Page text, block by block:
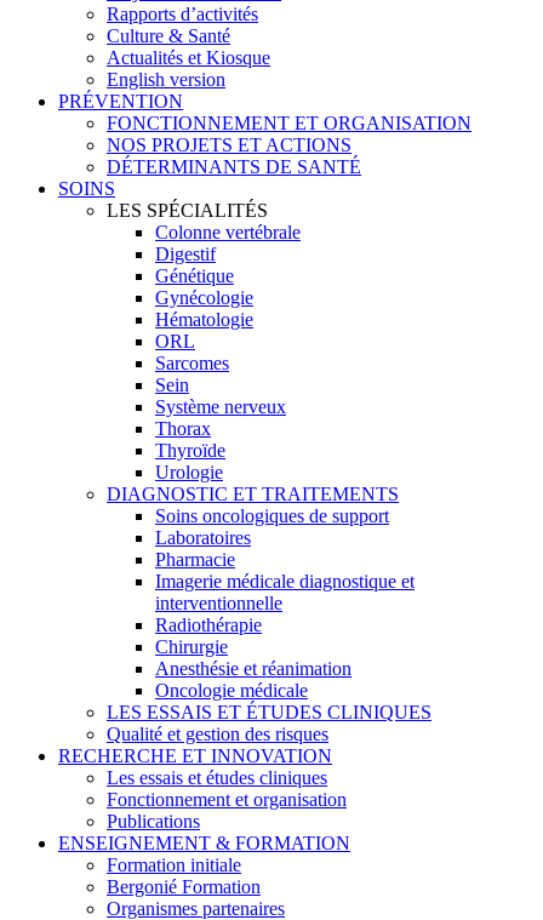
Rapports d’activités
Culture & Santé
Actualités et Kiosque
English version
PRÉVENTION
FONCTIONNEMENT ET ORGANISATION
NOS PROJETS ET ACTIONS
DÉTERMINANTS DE SANTÉ
SOINS
LES SPÉCIALITÉS
Colonne vertébrale
Digestif
Génétique
Gynécologie
Hématologie
ORL
Sarcomes
Sein
Système nerveux
Thorax
Thyroïde
Urologie
DIAGNOSTIC ET TRAITEMENTS
Soins oncologiques de support
Laboratoires
Pharmacie
Imagerie médicale diagnostique et
interventionnelle
Radiothérapie
Chirurgie
Anesthésie et réanimation
Oncologie médicale
LES ESSAIS ET ÉTUDES CLINIQUES
Qualité et gestion des risques
RECHERCHE ET INNOVATION
Les essais et études cliniques
Fonctionnement et organisation
Publications
ENSEIGNEMENT & FORMATION
Formation initiale
Bergonié Formation
Organismes partenaires